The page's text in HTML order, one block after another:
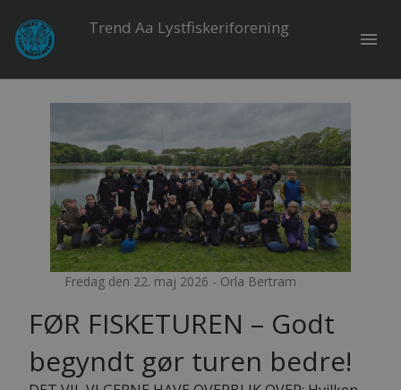
Trend Aa Lystfiskeriforening
menu
Fredag den 22. maj 2026 - Orla Bertram
FØR FISKETUREN – Godt
begyndt gør turen bedre!